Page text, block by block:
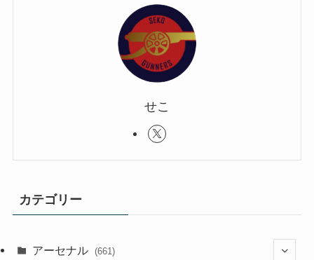
せこ
カテゴリー
アーセナル (661)